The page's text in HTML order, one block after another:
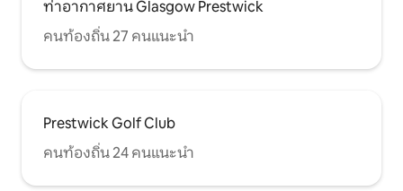
ท่าอากาศยาน Glasgow Prestwick
คนท้องถิ่น 27 คนแนะนำ
Prestwick Golf Club
คนท้องถิ่น 24 คนแนะนำ